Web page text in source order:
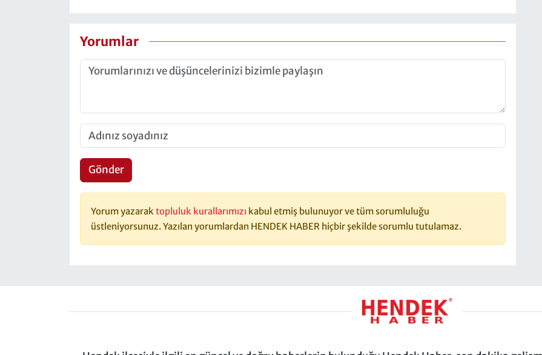
Yorumlar
Gönder
Yorum yazaraktopluluk kurallarımızı kabul etmiş bulunuyor ve tüm sorumluluğu
üstleniyorsunuz. Yazılan yorumlardan HENDEK HABER hiçbir şekilde sorumlu tutulamaz.